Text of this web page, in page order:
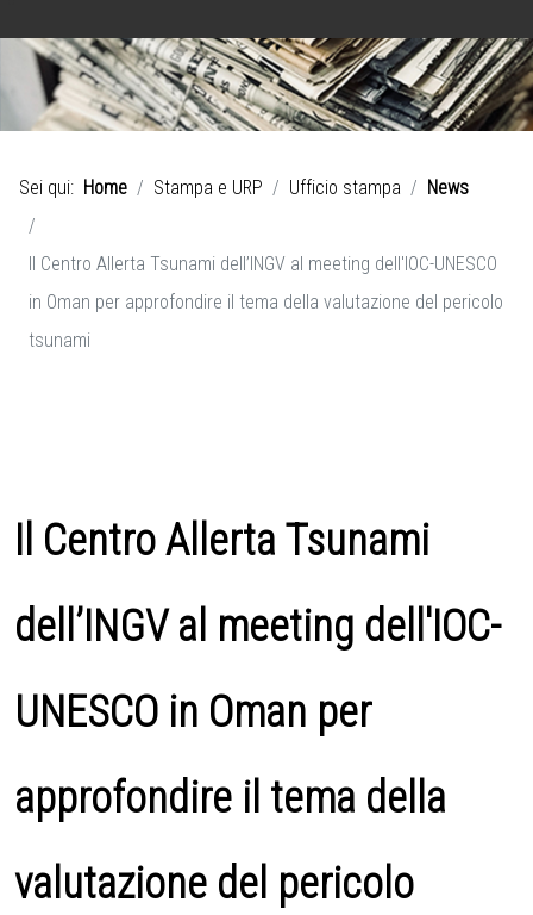
Sei qui: Home Stampa e URP Ufficio stampa News
Il Centro Allerta Tsunami dell’INGV al meeting dell'IOC-UNESCO
in Oman per approfondire il tema della valutazione del pericolo
tsunami
Il Centro Allerta Tsunami
dell’INGV al meeting dell'IOC-
UNESCO in Oman per
approfondire il tema della
valutazione del pericolo